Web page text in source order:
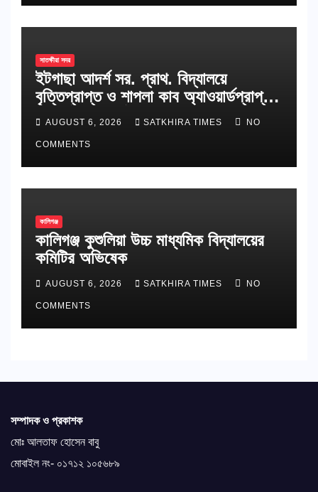
সাতক্ষীরা সদর
ইটগাছা আদর্শ সর. প্রাথ. বিদ্যালয়ে
বৃত্তিপ্রাপ্ত ও শাপলা কাব অ্যাওয়ার্ডপ্রাপ্ত
শিক্ষার্থীদের সংবর্ধনা
AUGUST 6, 2026 SATKHIRA TIMES NO
COMMENTS
কালিগঞ্জ
কালিগঞ্জ কুশুলিয়া উচ্চ মাধ্যমিক বিদ্যালয়ের
কমিটির অভিষেক
AUGUST 6, 2026 SATKHIRA TIMES NO
COMMENTS
সম্পাদক ও প্রকাশক
মোঃ আলতাফ হোসেন বাবু
মোবাইল নং- ০১৭১২ ১০৫৬৮৯